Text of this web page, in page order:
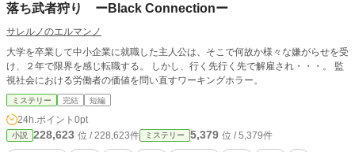
落ち武者狩り ーBlack Connectionー
サレルノのエルマンノ
大学を卒業して中小企業に就職した主人公は、そこで何故か様々な嫌がらせを受
け、２年で限界を感じ転職する。 しかし、行く先行く先で解雇され・・・。 監
視社会における労働者の価値を問い直すワーキングホラー。
ミステリー 完結 短編
24h.ポイント 0pt
小説 228,623 位 / 228,623件 ミステリー 5,379 位 / 5,379件